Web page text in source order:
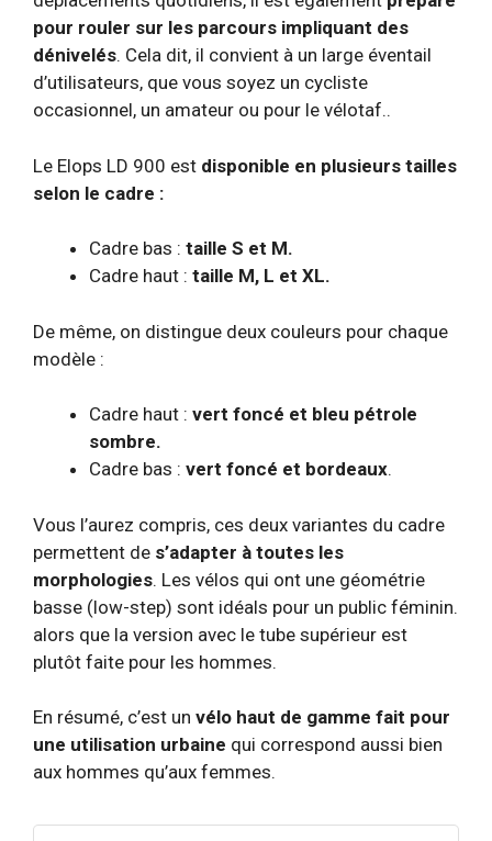
pour rouler sur les parcours impliquant des
dénivelés. Cela dit, il convient à un large éventail
d’utilisateurs, que vous soyez un cycliste
occasionnel, un amateur ou pour le vélotaf..
Le Elops LD 900 est disponible en plusieurs tailles
selon le cadre :
Cadre bas : taille S et M.
Cadre haut : taille M, L et XL.
De même, on distingue deux couleurs pour chaque
modèle :
Cadre haut : vert foncé et bleu pétrole
sombre.
Cadre bas : vert foncé et bordeaux.
Vous l’aurez compris, ces deux variantes du cadre
permettent de s’adapter à toutes les
morphologies. Les vélos qui ont une géométrie
basse (low-step) sont idéals pour un public féminin.
alors que la version avec le tube supérieur est
plutôt faite pour les hommes.
En résumé, c’est un vélo haut de gamme fait pour
une utilisation urbaine qui correspond aussi bien
aux hommes qu’aux femmes.